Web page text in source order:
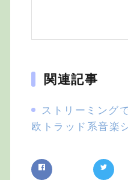
関連記事
ストリーミング
欧トラッド系音楽